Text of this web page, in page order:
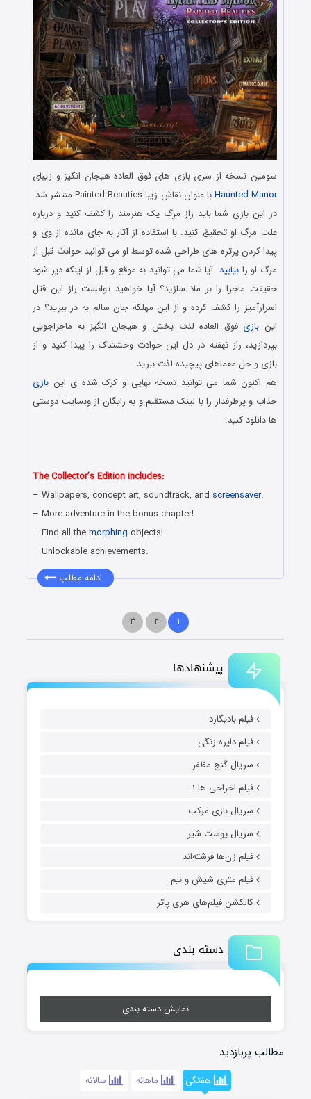
پیشنهادها
فیلم بادیگارد
فیلم دایره زنگی
سریال گنج مظفر
فیلم اخراجی ها ۱
سریال بازی مرکب
سریال پوست شیر
فیلم زن‌ها فرشته‌اند
فیلم متری شیش و نیم
کالکشن فیلم‌های هری پاتر
دسته بندی
نمایش دسته بندی
مطالب پربازدید
هفتگی ماهانه سالانه
سومین نسخه از سری بازی های فوق العاده هیجان انگیز و زیبای
Haunted Manor
با عنوان نقاش زیبا Painted Beauties منتشر شد.
در این بازی شما باید راز مرگ یک هنرمند را کشف کنید و درباره
علت مرگ او تحقیق کنید. با استفاده از آثار به جای مانده از وی و
پیدا کردن پرتره های طراحی شده توسط او می توانید حوادث قبل از
مرگ او را بیابید. آیا شما می توانید به موقع و قبل از اینکه دیر شود
حقیقت ماجرا را بر ملا سازید؟ آیا خواهید توانست راز این قتل
اسرارآمیز را کشف کرده و از این مهلکه جان سالم به در ببرید؟ در
این بازی فوق العاده لذت بخش و هیجان انگیز به ماجراجویی
بپردازید، راز نهفته در دل این حوادث وحشتناک را پیدا کنید و از
بازی و حل معماهای پیچیده لذت ببرید.
هم اکنون شما می توانید نسخه نهایی و کرک شده ی این بازی
جذاب و پرطرفدار را با لینک مستقیم و به رایگان از وبسایت دوستی
ها دانلود کنید.
The Collector’s Edition includes:
– Wallpapers, concept art, soundtrack, and screensaver.
– More adventure in the bonus chapter!
– Find all themorphing objects!
– Unlockable achievements.
ادامه مطلب
۱ ۲ ۳